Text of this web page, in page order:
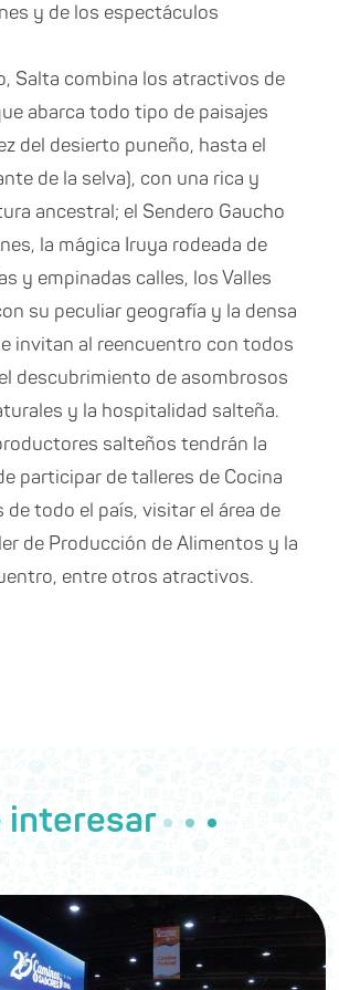
y de los espectáculos
Salta combina los atractivos de
abarca todo tipo de paisajes
del desierto puneño, hasta el
de la selva), con una rica y
ancestral; el Sendero Gaucho
la mágica Iruya rodeada de
y empinadas calles, los Valles
su peculiar geografía y la densa
invitan al reencuentro con todos
descubrimiento de asombrosos
y la hospitalidad salteña.
salteños tendrán la
participar de talleres de Cocina
de todo el país, visitar el área de
de Producción de Alimentos y la
entre otros atractivos.
interesar